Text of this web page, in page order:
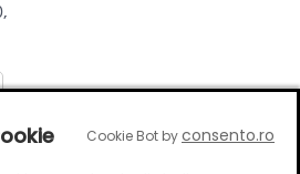
Cookie Bot byconsento.ro